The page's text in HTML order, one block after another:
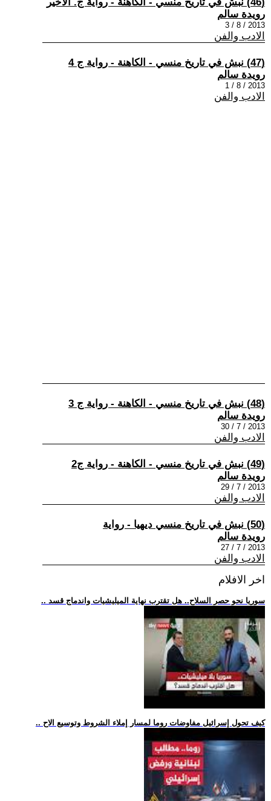
رويدة سالم
2013 / 8 / 3
الادب والفن
(47) نبش في تاريخ منسي - الكاهنة - رواية ج 4
رويدة سالم
2013 / 8 / 1
الادب والفن
(48) نبش في تاريخ منسي - الكاهنة - رواية ج 3
رويدة سالم
2013 / 7 / 30
الادب والفن
(49) نبش في تاريخ منسي - الكاهنة - رواية ج2
رويدة سالم
2013 / 7 / 29
الادب والفن
(50) نبش في تاريخ منسي ديهيا - رواية
رويدة سالم
2013 / 7 / 27
الادب والفن
اخر الافلام
.. سوريا نحو حصر السلاح.. هل تقترب نهاية الميليشيات واندماج قسد
.. كيف تحول إسرائيل مفاوضات روما لمسار إملاء الشروط وتوسيع الاح